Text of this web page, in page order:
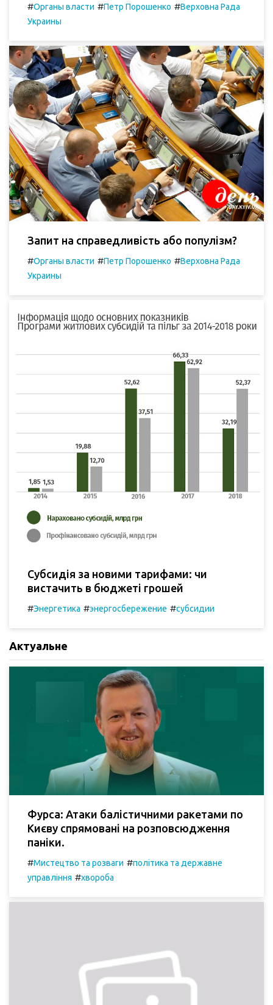
#Органы власти #Петр Порошенко #Верховна Рада
Украины
Запит на справедливість або популізм?
#Органы власти #Петр Порошенко #Верховна Рада
Украины
Субсидія за новими тарифами: чи
вистачить в бюджеті грошей
#Энергетика #энергосбережение #субсидии
Актуальне
Фурса: Атаки балістичними ракетами по
Києву спрямовані на розповсюдження
паніки.
#Мистецтво та розваги #політика та державне
управління #хвороба